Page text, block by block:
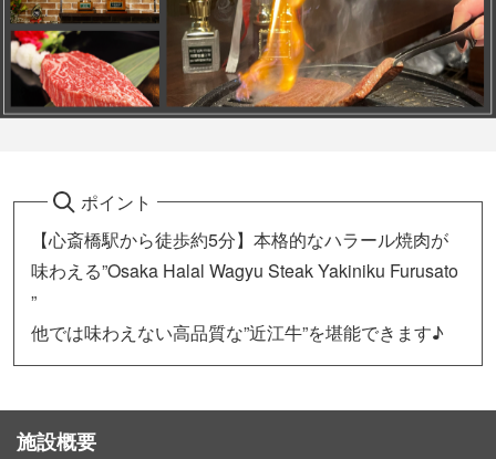
ポイント
【心斎橋駅から徒歩約5分】本格的なハラール焼肉が
味わえる”Osaka Halal Wagyu Steak Yakiniku Furusato
”
他では味わえない高品質な”近江牛”を堪能できます♪
施設概要